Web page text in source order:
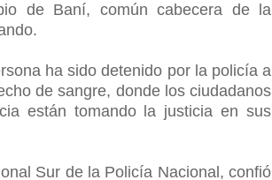
de Baní, común cabecera de la
ha sido detenido por la policía a
de sangre, donde los ciudadanos
están tomando la justicia en sus
Sur de la Policía Nacional, confió